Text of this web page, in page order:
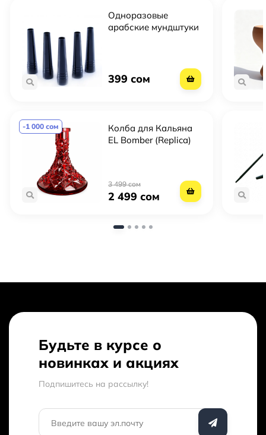
Одноразовые
арабские мундштуки
399 сом
-1 000 сом
Колба для Кальяна
EL Bomber (Replica)
3 499 сом
2 499 сом
Будьте в курсе о
новинках и акциях
Подпишитесь на рассылкy!